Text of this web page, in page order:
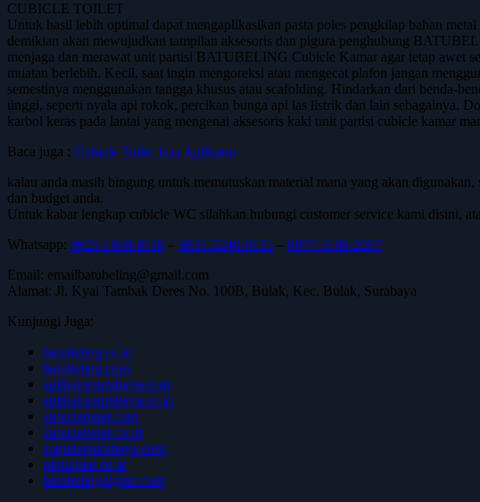
CUBICLE TOILET
Untuk hasil lebih optimal dapat mengaplikasikan pasta poles pengkilap bahan
demikian akan mewujudkan tampilan aksesoris dan pigura penghubung
menjaga dan merawat unit partisi BATUBELING Cubicle Kamar agar tetap awet
muatan berlebih. Kecil, saat ingin mengoreksi atau mengecat plafon jangan
semestinya menggunakan tangga khusus atau scafolding. Hindarkan dari benda-
tinggi, seperti nyala api rokok, percikan bunga api las listrik dan lain sebagainya.
karbol keras pada lantai yang mengenai aksesoris kaki unit partisi cubicle kamar
Baca juga : Cubicle Toilet Jasa Aplikator
kalau anda masih bingung untuk memutuskan material mana yang akan
dan budget anda.
Untuk kabar lengkap cubicle WC silahkan hubungi customer service kami disini,
Whatsapp: 0821-1668-8110 – 0821-3246-0155 – 0877-5108-2207
Email: emailbatubeling@gmail.com
Alamat: Jl. Kyai Tambak Deres No. 100B, Bulak, Kec. Bulak, Surabaya
Kunjungi Juga:
batubeling.co.id
batubeling.com
aplikatorsurabaya.com
aplikatorsurabaya.co.id
cubicletoilet.com
cubicletoilet.co.id
suppliersurabaya.com
pintulipat.co.id
batubelingdigital.com